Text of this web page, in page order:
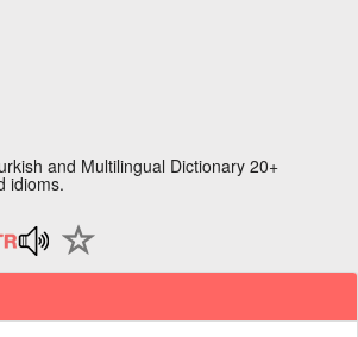
and Multilingual Dictionary 20+
idioms.